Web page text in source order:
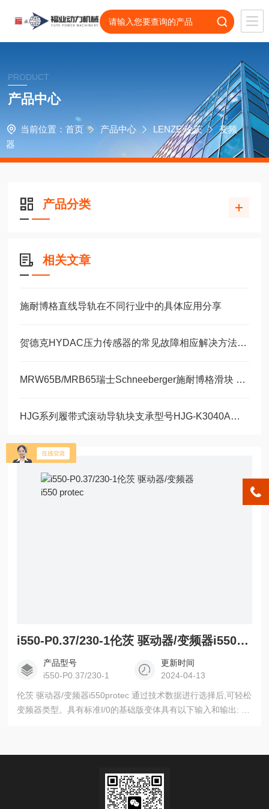
PRODUCT
产品中心
当前位置： 首页 产品中心 LENZE 伦茨
变频
器
产品分类
相关文章
施耐博格直线导轨在不同行业中的具体应用分享
贺德克HYDAC压力传感器的常见故障相应解决方法分享
MRW65B/MRB65瑞士Schneeberger施耐博格滑块 导轨
HJG系列履带式滚动导轨块支承型号HJG-K3040A、HJG-K3650A
i550-P0.37/230-1伦茨 驱动器/变频器i550 protec
产品型号
i550-P0.37/230-1
更新时间
2024-04-13
伦茨 驱动器/变频器i550protec 通过技术数据进行选择后,可轻松
变频器类型。具有标准I/0的基础版变体具有以下输入和输出: 5